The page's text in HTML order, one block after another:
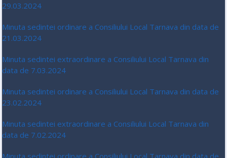
29.03.2024
Minuta sedintei ordinare a Consiliului Local Tarnava din data de
21.03.2024
Minuta sedintei extraordinare a Consiliului Local Tarnava din
data de 7.03.2024
Minuta sedintei ordinare a Consiliului Local Tarnava din data de
23.02.2024
Minuta sedintei extraordinare a Consiliului Local Tarnava din
data de 7.02.2024
Minuta sedintei ordinare a Consiliului Local Tarnava din data de